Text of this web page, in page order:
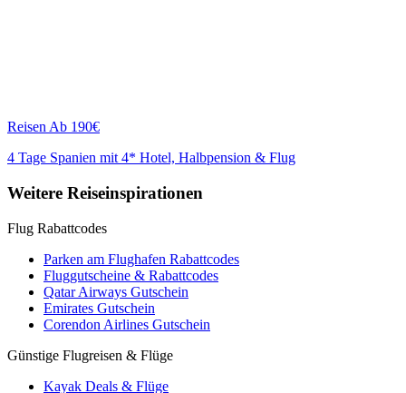
Reisen Ab 190€
4 Tage Spanien mit 4* Hotel, Halbpension & Flug
Weitere Reiseinspirationen
Flug Rabattcodes
Parken am Flughafen Rabattcodes
Fluggutscheine & Rabattcodes
Qatar Airways Gutschein
Emirates Gutschein
Corendon Airlines Gutschein
Günstige Flugreisen & Flüge
Kayak Deals & Flüge